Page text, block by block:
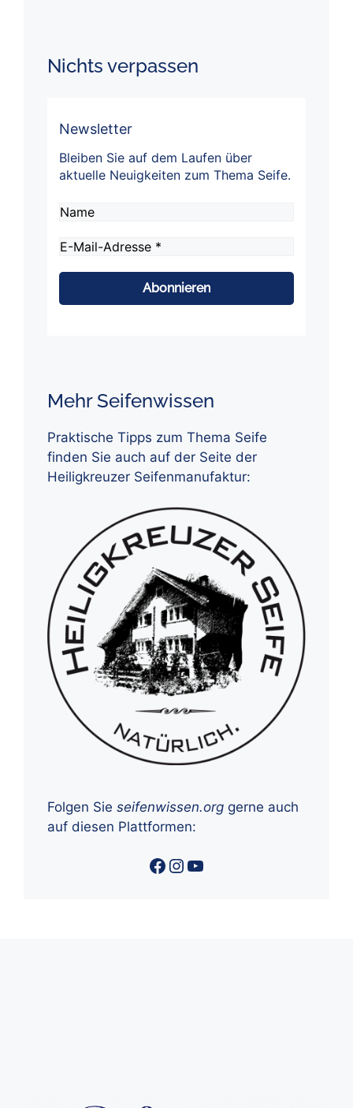
Nichts verpassen
Newsletter
Bleiben Sie auf dem Laufen über
aktuelle Neuigkeiten zum Thema Seife.
Adresse
*
Mehr Seifenwissen
Praktische Tipps zum Thema Seife
finden Sie auch auf der Seite der
Heiligkreuzer Seifenmanufaktur:
Folgen Sie seifenwissen.org gerne auch
auf diesen Plattformen:
Facebook
Instagram
YouTube